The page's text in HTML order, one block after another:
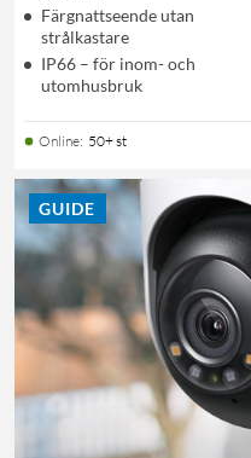
Färgnattseende utan
strålkastare
IP66 – för inom- och
utomhusbruk
Online: 50+ st
GUIDE